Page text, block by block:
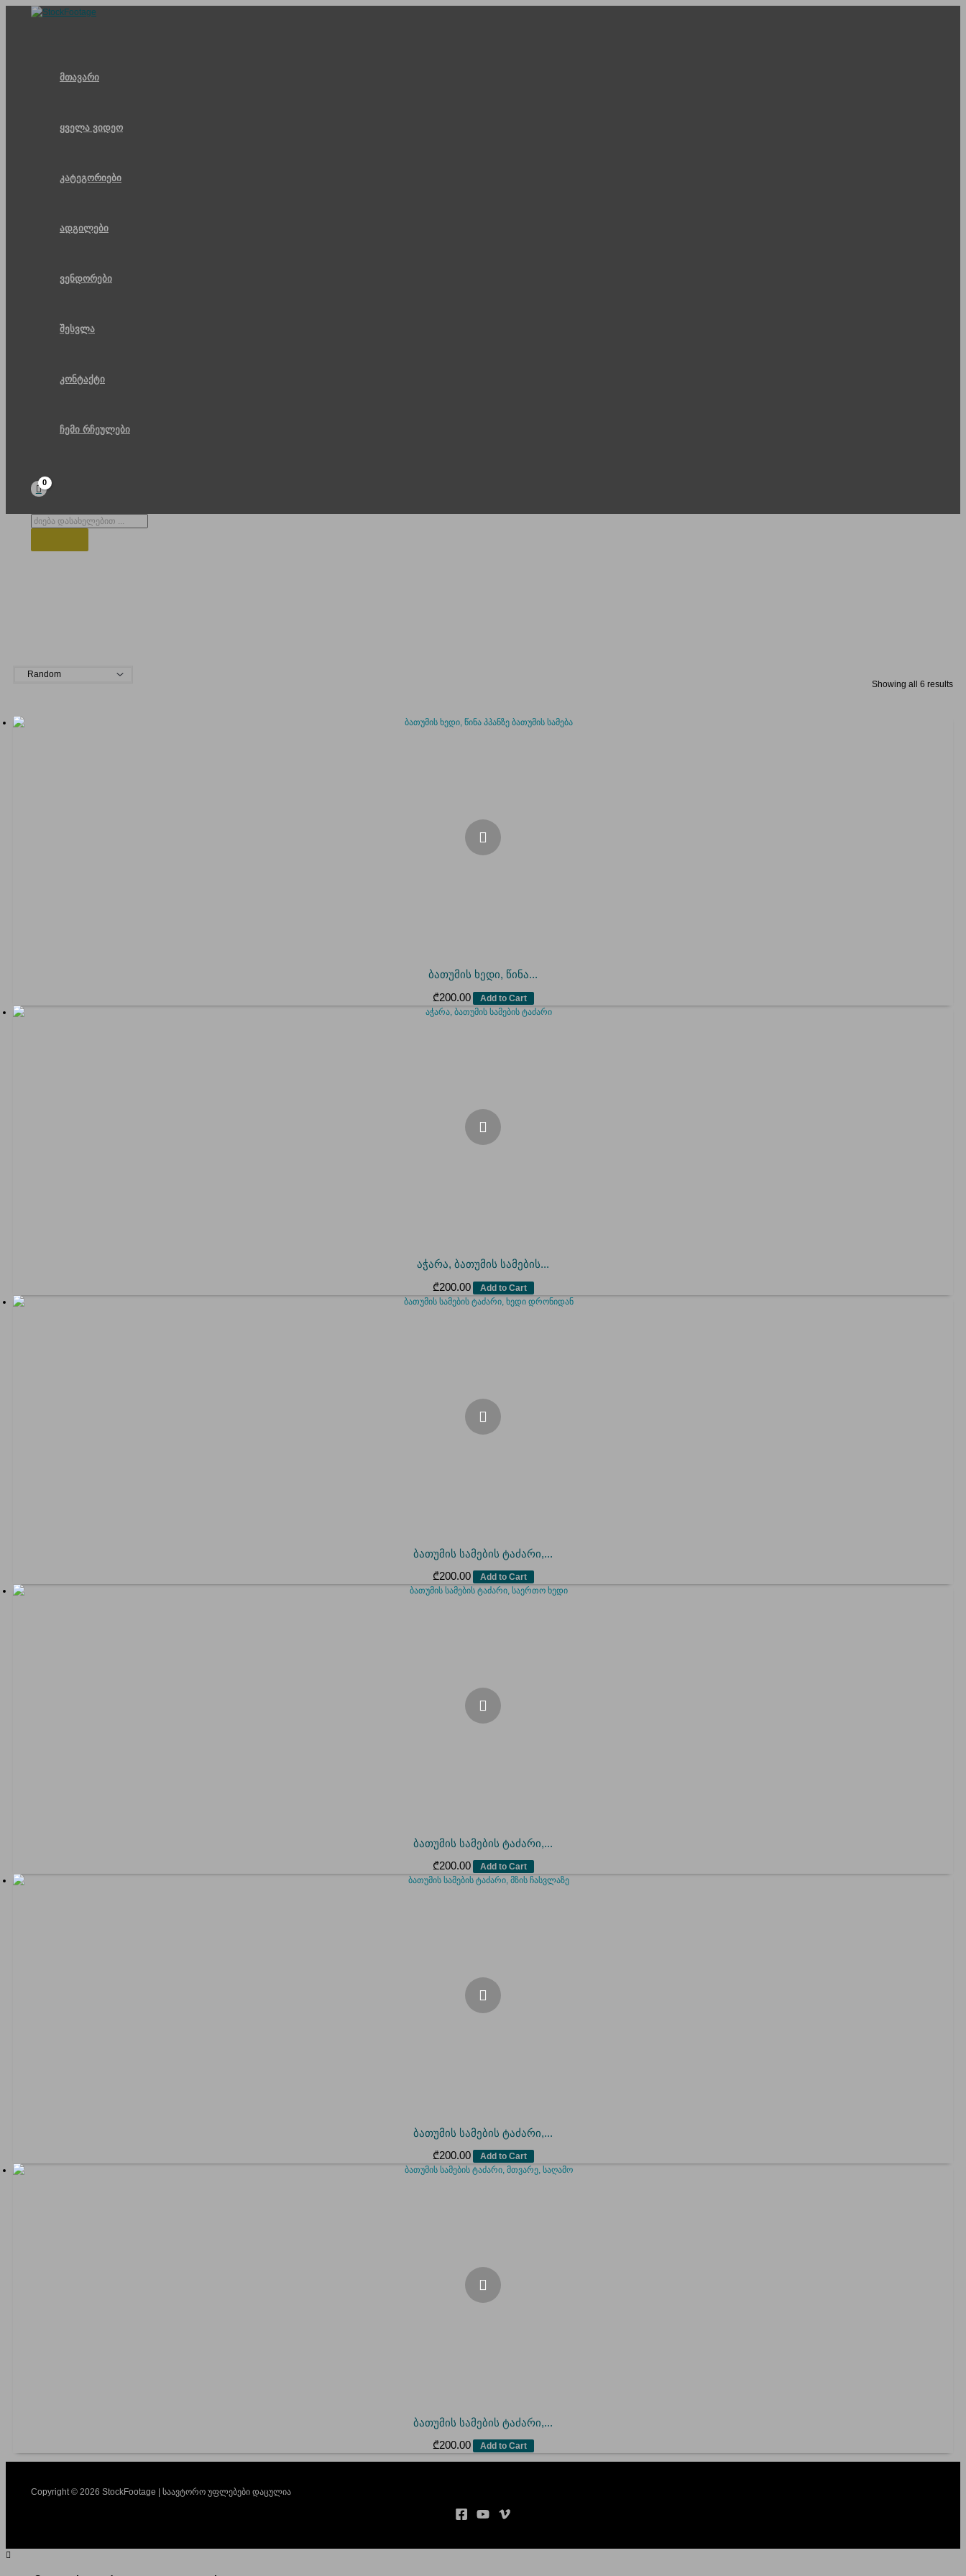
მთავარი
ყველა ვიდეო
კატეგორიები
ადგილები
ვენდორები
შესვლა
კონტაქტი
ჩემი რჩეულები
Products
Showing all 6 results
ბათუმის ხედი, წინა...
₾200.00 Add to Cart
აჭარა, ბათუმის სამების...
₾200.00 Add to Cart
ბათუმის სამების ტაძარი,...
₾200.00 Add to Cart
ბათუმის სამების ტაძარი,...
₾200.00 Add to Cart
ბათუმის სამების ტაძარი,...
₾200.00 Add to Cart
ბათუმის სამების ტაძარი,...
₾200.00 Add to Cart
Copyright © 2026 StockFootage | საავტორო უფლებები დაცულია